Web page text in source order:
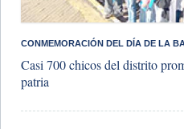
​CONMEMORACIÓN DEL DÍA DE LA
Casi 700 chicos del distrito
patria